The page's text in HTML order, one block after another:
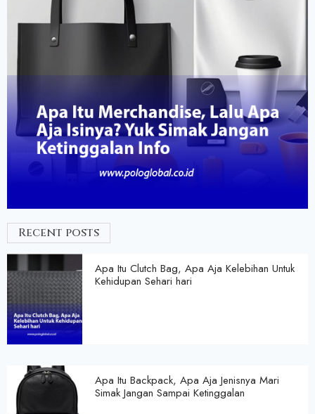
Recent posts
Apa Itu Clutch Bag, Apa Aja Kelebihan Untuk
Kehidupan Sehari hari
Apa Itu Backpack, Apa Aja Jenisnya Mari
Simak Jangan Sampai Ketinggalan